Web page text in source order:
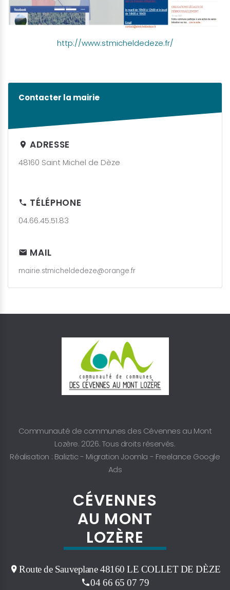
http://www.stmicheldedeze.fr/
Contacter la mairie
ADRESSE
48160 Saint Michel de Dèze
TÉLÉPHONE
04.66.45.51.83
MAIL
mairie.stmicheldedeze@orange.fr
Communauté de communes des Cévennes au Mont
Lozère. 2026. Tous droits réservés.
Réalisation : Baliztic - Migration Joomla - Freelance Google
Ads
CÉVENNES
AU MONT
LOZÈRE
Route de Sauveplane 48160 LE COLLET DE DÈZE
04 66 65 07 79